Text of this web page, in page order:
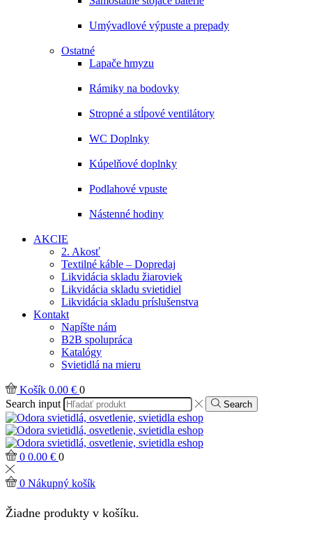
Umývadlové výpuste a prepady
Ostatné
Lapače hmyzu
Rámiky na bodovky
Stropné a stĺpové ventilátory
WC Doplnky
Kúpelňové doplnky
Podlahové vpuste
Nástenné hodiny
AKCIE
2. Akosť
Textilné káble – Dopredaj
Likvidácia skladu žiaroviek
Likvidácia skladu svietidiel
Likvidácia skladu príslušenstva
Kontakt
Napíšte nám
B2B spolupráca
Katalógy
Svietidlá na mieru
Košík 0.00 € 0
Search input
Search
0 0.00 € 0
0 Nákupný košík
Žiadne produkty v košíku.